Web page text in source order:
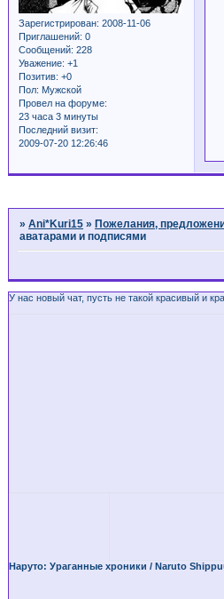
Зарегистрирован: 2008-11-06
Приглашений: 0
Сообщений: 228
Уважение: +1
Позитив: +0
Пол: Мужской
Провел на форуме:
23 часа 3 минуты
Последний визит:
2009-07-20 12:26:46
»Ani*Kuri15 »Пожелания,
аватарами и подписями
У нас новый чат, пусть не такой красивый и
Наруто: Ураганные хроники / Naruto